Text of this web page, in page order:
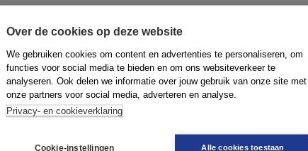
Over de cookies op deze website
We gebruiken cookies om content en advertenties te personaliseren, om
functies voor social media te bieden en om ons websiteverkeer te
analyseren. Ook delen we informatie over jouw gebruik van onze site met
onze partners voor social media, adverteren en analyse.
Privacy- en cookieverklaring
Cookie-instellingen Alle cookies toestaan
website te kunnen gebruiken. Om te kunnen inloggen,
boek,klik dan hier.